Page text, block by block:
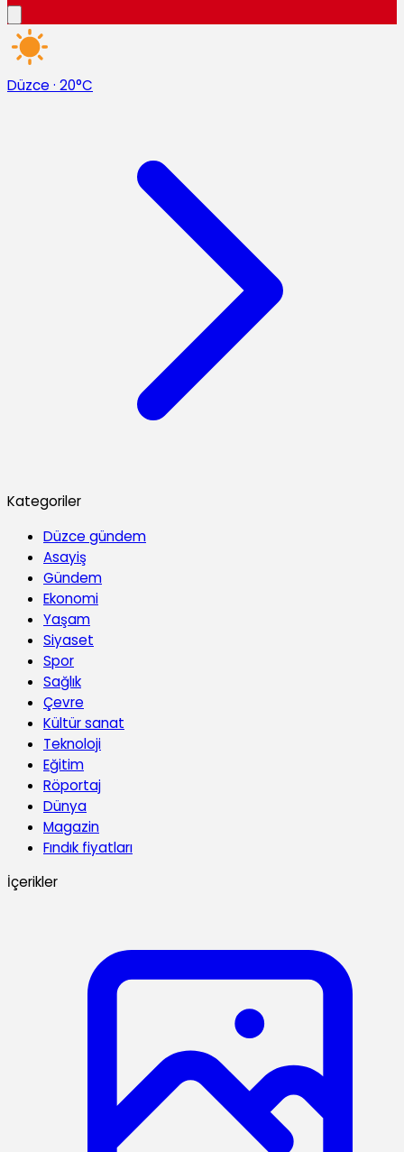
Düzce · 20°C
Kategoriler
Düzce gündem
Asayiş
Gündem
Ekonomi
Yaşam
Siyaset
Spor
Sağlık
Çevre
Kültür sanat
Teknoloji
Eğitim
Röportaj
Dünya
Magazin
Fındık fiyatları
İçerikler